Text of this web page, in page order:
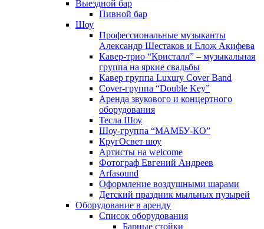
Выездной бар
Пивной бар
Шоу
Профессиональные музыканты
Александр Шестаков и Елож Акифева
Кавер-трио “Кристалл” – музыкальная
группа на яркие свадьбы
Кавер группа Luxury Cover Band
Cover-группа “Double Key”
Аренда звукового и концертного
оборудования
Тесла Шоу
Шоу-группа “МАМБУ-КО”
КругОсвет шоу
Артисты на welcome
Фотограф Евгений Андреев
Arfasound
Оформление воздушными шарами
Детский праздник мыльных пузырей
Оборудование в аренду
Список оборудования
Барные стойки